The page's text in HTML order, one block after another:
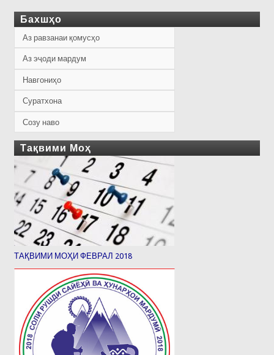
Бахшҳо
Аз равзанаи қомусҳо
Аз эҷоди мардум
Навгониҳо
Суратхона
Созу наво
Тақвими Моҳ
ТАҚВИМИ МОҲИ ФЕВРАЛ 2018